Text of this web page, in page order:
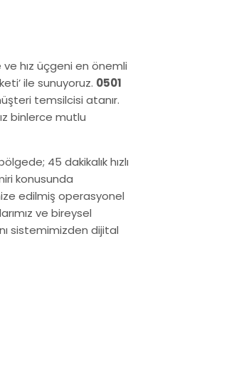
ve hız üçgeni en önemli
ile sunuyoruz. 0501
temsilcisi atanır.
binlerce mutlu
45 dakikalık hızlı
konusunda
edilmiş operasyonel
ve bireysel
sistemimizden dijital